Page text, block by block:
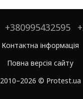
+380995432595
Контактна інформація
Повна версія сайту
2010–2026 © Protest.ua